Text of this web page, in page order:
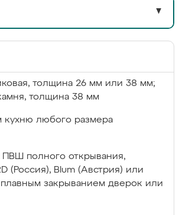
▼
толщина 26 мм или 38 мм;
толщина 38 мм
кухню любого размера
ПВШ полного открывания,
(Россия), Blum (Австрия) или
закрыванием дверок или